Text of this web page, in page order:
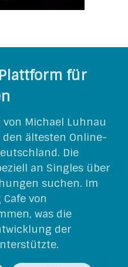
für
von Michael Luhnau
ältesten Online-
Die
an Singles über
suchen. Im
von
was die
der